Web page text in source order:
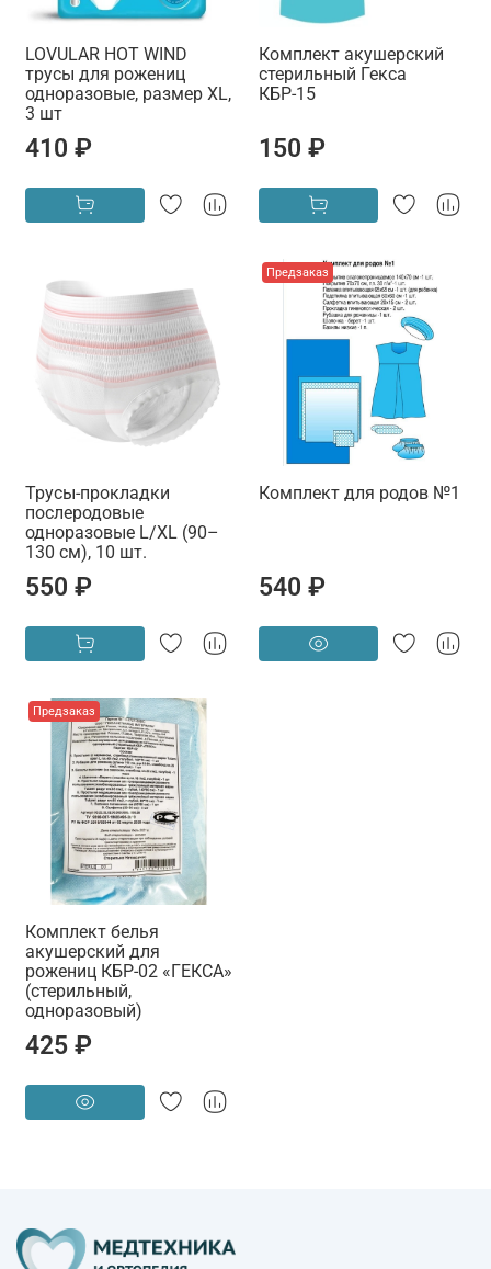
LOVULAR HOT WIND
трусы для рожениц
одноразовые, размер XL,
3 шт
410 ₽
Комплект акушерский
стерильный Гекса
КБР-15
150 ₽
Трусы-прокладки
послеродовые
одноразовые L/XL (90–
130 см), 10 шт.
550 ₽
Предзаказ
Комплект для родов №1
540 ₽
Предзаказ
Комплект белья
акушерский для
рожениц КБР-02 «ГЕКСА»
(стерильный,
одноразовый)
425 ₽